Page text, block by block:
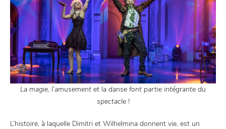
La magie, l’amusement et la danse font partie intégrante du
spectacle !
L’histoire, à laquelle Dimitri et Wilhelmina donnent vie, est un